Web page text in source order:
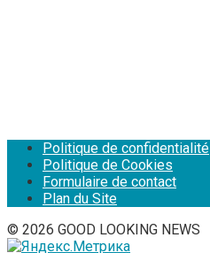
Politique de confidentialité
Politique de Cookies
Formulaire de contact
Plan du Site
© 2026 GOOD LOOKING NEWS